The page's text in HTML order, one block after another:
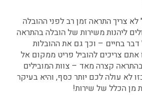
צריך התראה זמן רב לפני ההובלה
ליהנות משירות של הובלה בהתראה
דבר בחיים – וכך גם את ההובלות
צריכים להוביל פריט ממקום אל
קצרה מאד – צוות המובילים
לא עולה לכם יותר כסף, והיא בעיקר
מן הכלל של שירות!